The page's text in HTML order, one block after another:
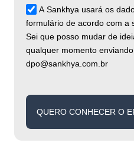
A Sankhya usará os
formulário de acordo com a
Sei que posso mudar de
qualquer momento
dpo@sankhya.com.br
QUERO CONHECER O